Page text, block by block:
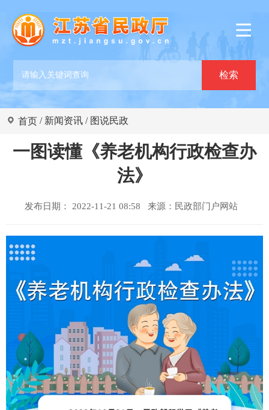
首页 / 新闻资讯 / 图说民政
一图读懂《养老机构行政检查办
法》
发布日期： 2022-11-21 08:58 来源： 民政部门户网站